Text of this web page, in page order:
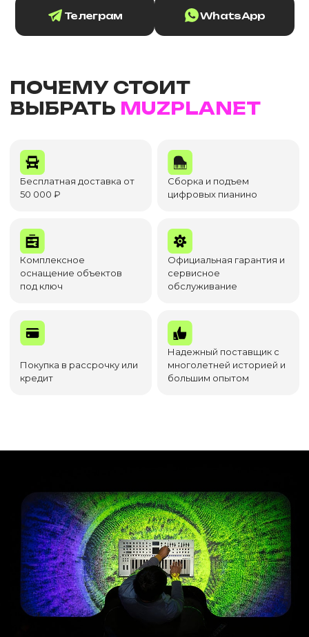
Телеграм WhatsApp
ПОЧЕМУ СТОИТ
ВЫБРАТЬ MUZPLANET
Бесплатная доставка от
50 000 ₽
Сборка и подъем
цифровых пианино
Комплексное
оснащение объектов
под ключ
Официальная гарантия и
сервисное
обслуживание
Покупка в рассрочку или
кредит
Надежный поставщик с
многолетней историей и
большим опытом